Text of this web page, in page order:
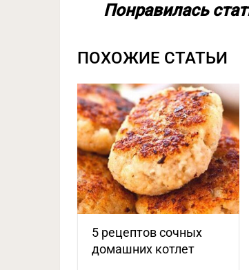
Понравилась
ПОХОЖИЕ СТАТЬИ
5 рецептов сочных
домашних котлет